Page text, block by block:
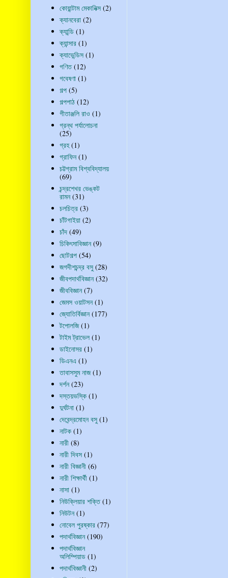
কোয়ান্টাম মেকানিক্স (2)
ক্যানবেরা (2)
ক্যান্ডি (1)
ক্যান্সার (1)
ক্যাভেন্ডিস (1)
গণিত (12)
গবেষণা (1)
গল্প (5)
গল্পপাঠ (12)
গীতাঞ্জলি রাও (1)
গ্রন্থ পর্যালোচনা
(25)
গ্রহ (1)
গ্রাফিন (1)
চট্টগ্রাম বিশ্ববিদ্যালয়
(69)
চন্দ্রশেখর ভেঙ্কট
রামন (31)
চলচিত্র (3)
চাঁটগাইয়া (2)
চাঁদ (49)
চিকিৎসাবিজ্ঞান (9)
ছোটগল্প (54)
জগদীশচন্দ্র বসু (28)
জীবপদার্থবিজ্ঞান (32)
জীববিজ্ঞান (7)
জেমস ওয়াটসন (1)
জ্যোতির্বিজ্ঞান (177)
টপোলজি (1)
টাইম ট্রাভেল (1)
ডাইনোসর (1)
ডিএনএ (1)
তাবাসসুম নাজ (1)
দর্শন (23)
দস্তয়ভস্কি (1)
দুর্ঘটনা (1)
দেবেন্দ্রমোহন বসু (1)
নাটক (1)
নারী (8)
নারী দিবস (1)
নারী বিজ্ঞানী (6)
নারী শিক্ষার্থী (1)
নাসা (1)
নিউক্লিয়ার শক্তি (1)
নিউটন (1)
নোবেল পুরষ্কার (77)
পদার্থবিজ্ঞান (190)
পদার্থবিজ্ঞান
অলিম্পিয়াড (1)
পদার্থবিজ্ঞানী (2)